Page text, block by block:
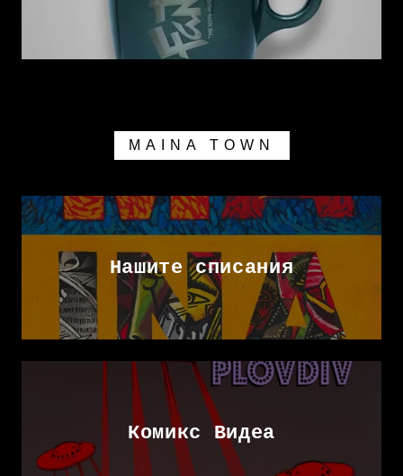
MAINA TOWN
Нашите списания
Комикс Видеа